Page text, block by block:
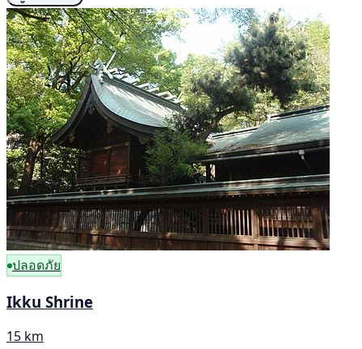
ปลอดภัย
Ikku Shrine
15 km